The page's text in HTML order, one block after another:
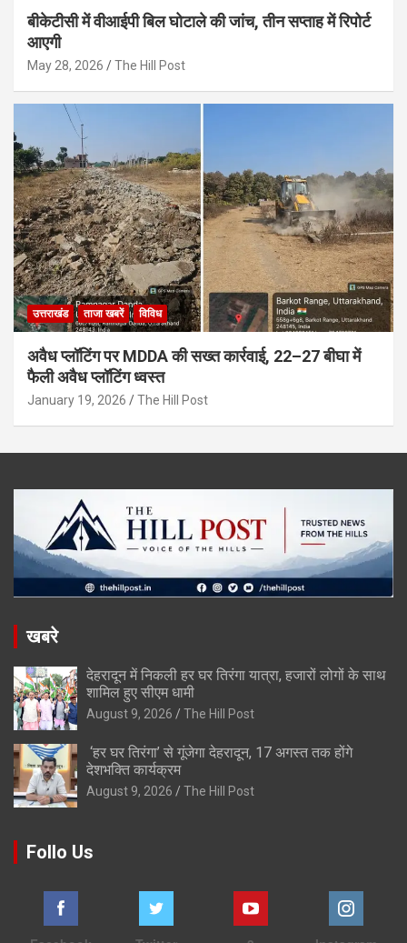
बीकेटीसी में वीआईपी बिल घोटाले की जांच, तीन सप्ताह में रिपोर्ट
आएगी
May 28, 2026 The Hill Post
उत्तराखंड ताजा खबरें विविध
अवैध प्लॉटिंग पर MDDA की सख्त कार्रवाई, 22–27 बीघा में
फैली अवैध प्लॉटिंग ध्वस्त
January 19, 2026 The Hill Post
खबरे
देहरादून में निकली हर घर तिरंगा यात्रा, हजारों लोगों के साथ
शामिल हुए सीएम धामी
August 9, 2026 The Hill Post
‘हर घर तिरंगा’ से गूंजेगा देहरादून, 17 अगस्त तक होंगे
देशभक्ति कार्यक्रम
August 9, 2026 The Hill Post
Follo Us